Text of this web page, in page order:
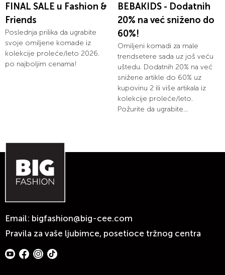
FINAL SALE u Fashion &
Friends
Poslednja prilika da ugrabite
svoje omiljene komade iz
kolekcije proleće/leto 2026.
po najboljim cenama!
BEBAKIDS - Dodatnih
20% na već sniženo do
60%!
Omiljeni komadi za male
trendsetere sada uz još veću
uštedu. Dodatnih 20% na već
snižene artikle do 60% uz
kupovinu 2 ili više artikala iz
kolekcije proleće/leto.
Požurite da ugrabite...
Email: bigfashion@big-cee.com
Pravila za vaše ljubimce, posetioce tržnog centra